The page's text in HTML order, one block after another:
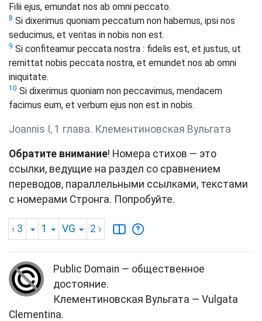
Filii ejus, emundat nos ab omni peccato.
8 Si dixerimus quoniam peccatum non habemus, ipsi nos
seducimus, et veritas in nobis non est.
9 Si confiteamur peccata nostra : fidelis est, et justus, ut
remittat nobis peccata nostra, et emundet nos ab omni
iniquitate.
10 Si dixerimus quoniam non peccavimus, mendacem
facimus eum, et verbum ejus non est in nobis.
Joannis I, 1 глава. Клементиновская Вульгата
Обратите внимание! Номера стихов — это
ссылки, ведущие на раздел со сравнением
переводов, параллельными ссылками, текстами
с номерами Стронга. Попробуйте.
‹ 3 1 VG 2 ›
Public Domain — общественное
достояние.
Клементиновская Вульгата — Vulgata
Clementina.